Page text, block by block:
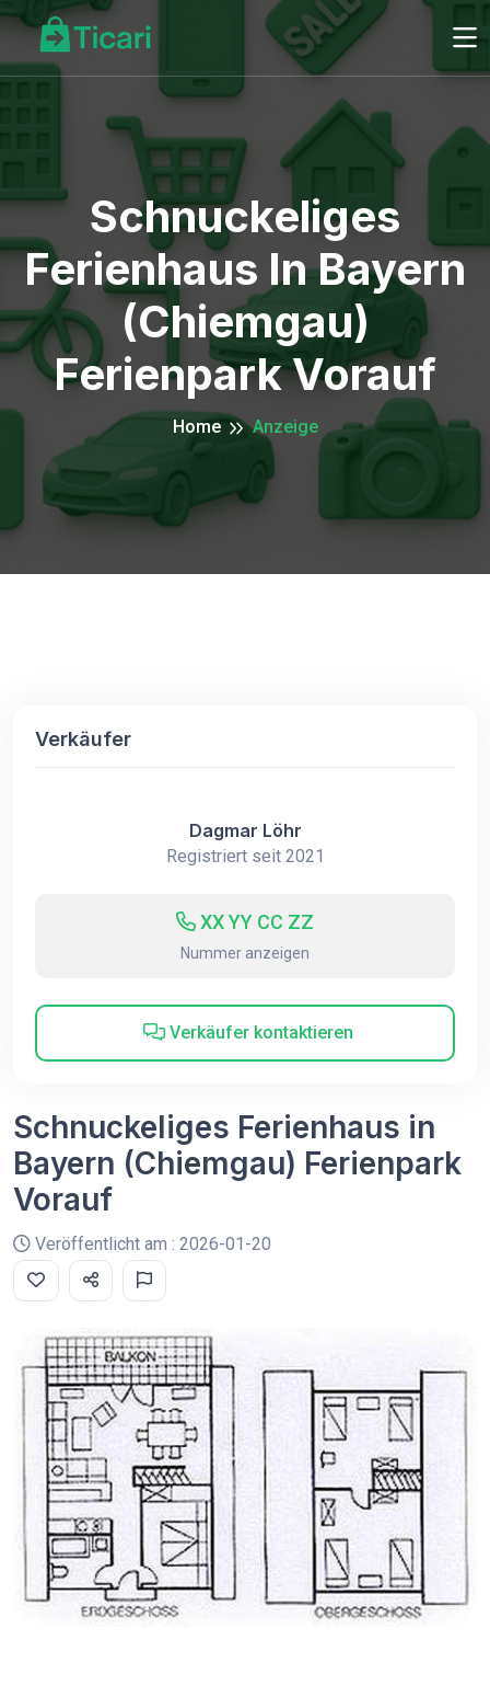
Schnuckeliges
Ferienhaus In Bayern
(Chiemgau)
Ferienpark Vorauf
Home Anzeige
Verkäufer
Dagmar Löhr
Registriert seit 2021
XX YY CC ZZ
Nummer anzeigen
Verkäufer kontaktieren
Schnuckeliges Ferienhaus in
Bayern (Chiemgau) Ferienpark
Vorauf
Veröffentlicht am : 2026-01-20